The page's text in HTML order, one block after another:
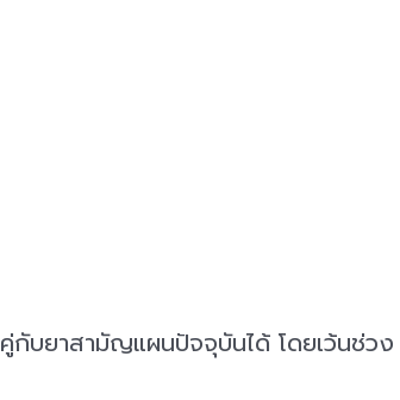
กับยาสามัญแผนปัจจุบันได้ โดยเว้นช่วง